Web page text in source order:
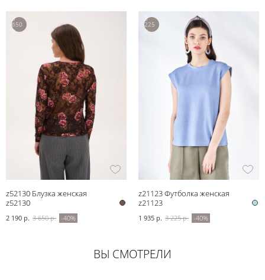
3
650
р.
z52130 Блузка женская
z52130
2 190 р. 3 650 р. -40%
3
225
р.
z21123 Футболка женская
z21123
1 935 р. 3 225 р. -40%
ВЫ СМОТРЕЛИ